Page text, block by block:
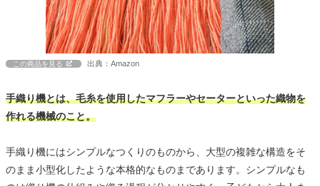
この商品を見る 出典：Amazon
手織り機とは、毛糸を使用したマフラーやセーターといった織物を
作れる機械のこと。
手織り機にはシンプルなつくりのものから、大型の複雑な構造をそ
のまま小型化したような本格的なものまであります。シンプルなも